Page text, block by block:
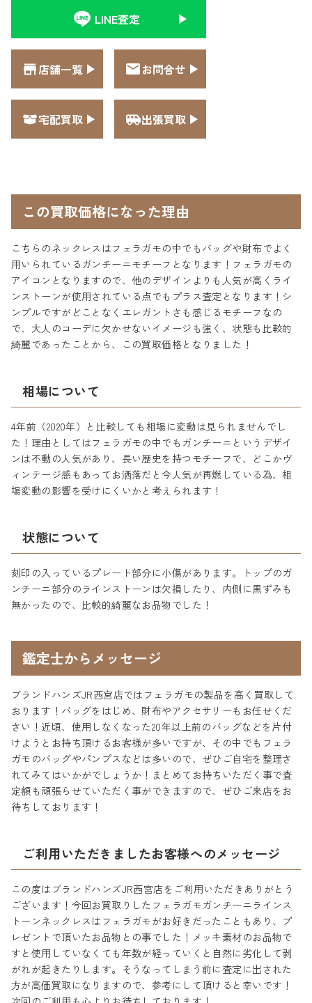
LINE査定
店舗一覧 お問合せ
宅配買取 出張買取
この買取価格になった理由
こちらのネックレスはフェラガモの中でもバッグや財布でよく
用いられているガンチーニモチーフとなります！フェラガモの
アイコンとなりますので、他のデザインよりも人気が高くライ
ンストーンが使用されている点でもプラス査定となります！シ
ンプルですがどことなくエレガントさも感じるモチーフなの
で、大人のコーデに欠かせないイメージも強く、状態も比較的
綺麗であったことから、この買取価格となりました！
相場について
4年前（2020年）と比較しても相場に変動は見られませんでし
た！理由としてはフェラガモの中でもガンチーニというデザイ
ンは不動の人気があり、長い歴史を持つモチーフで、どこかヴ
ィンテージ感もあってお洒落だと今人気が再燃している為、相
場変動の影響を受けにくいかと考えられます！
状態について
刻印の入っているプレート部分に小傷があります。トップのガ
ンチーニ部分のラインストーンは欠損したり、内側に黒ずみも
無かったので、比較的綺麗なお品物でした！
鑑定士からメッセージ
ブランドハンズJR西宮店ではフェラガモの製品を高く買取して
おります！バッグをはじめ、財布やアクセサリーもお任せくだ
さい！近頃、使用しなくなった20年以上前のバッグなどを片付
けようとお持ち頂けるお客様が多いですが、その中でもフェラ
ガモのバッグやパンプスなどは多いので、ぜひご自宅を整理さ
れてみてはいかがでしょうか！まとめてお持ちいただく事で査
定額も頑張らせていただく事ができますので、ぜひご来店をお
待ちしております！
ご利用いただきましたお客様へのメッセージ
この度はブランドハンズJR西宮店をご利用いただきありがとう
ございます！今回お買取りしたフェラガモガンチーニラインス
トーンネックレスはフェラガモがお好きだったこともあり、プ
レゼントで頂いたお品物との事でした！メッキ素材のお品物で
すと使用していなくても年数が経っていくと自然に劣化して剥
がれが起きたりします。そうなってしまう前に査定に出された
方が高価買取になりますので、参考にして頂けると幸いです！